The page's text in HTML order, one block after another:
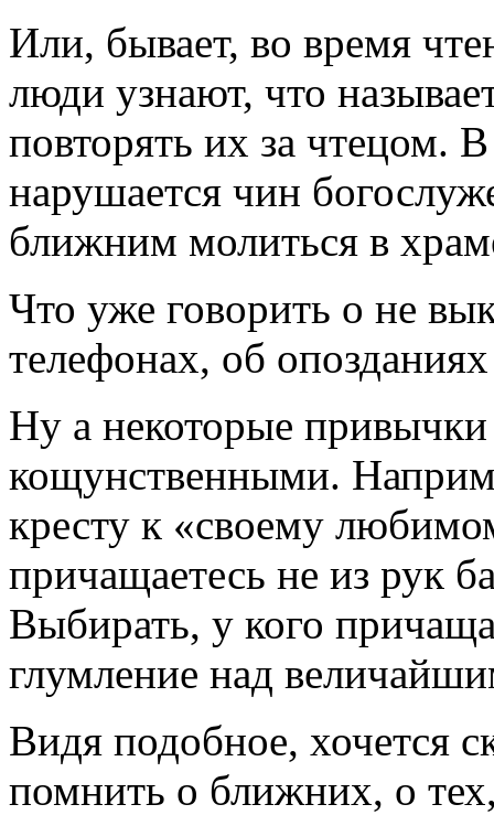
Или, бывает, во время
люди узнают, что
повторять их за чтецом.
нарушается чин
ближним молиться в
Что уже говорить о не
телефонах, об
Ну а некоторые
кощунственными.
кресту к «своему
причащаетесь не из рук
Выбирать, у кого
глумление над
Видя подобное, хочется
помнить о ближних, о